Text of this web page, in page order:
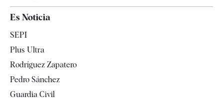
España
Televisión
Es Noticia
SEPI
Plus Ultra
Rodríguez Zapatero
Pedro Sánchez
Guardia Civil